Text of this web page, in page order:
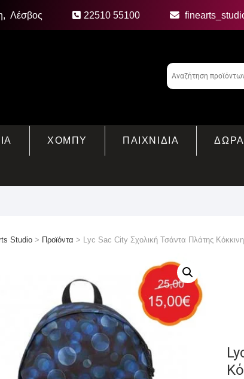
Λέσβος 22510 55100
ΧΟΜΠΥ ΠΑΙΧΝΙΔΙΑ ΔΩΡΑ
Studio > Προϊόντα > Lyc Sac City Σχολική Τσάντα Πλάτης Κόκκινη